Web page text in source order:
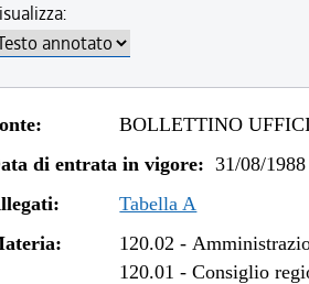
BOLLETTINO
di entrata in vigore: 31/08/1988
Tabella A
120.02 -
120.01 -Consiglio